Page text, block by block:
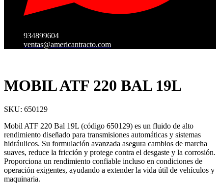
934899604
ventas@americantracto.com
MOBIL ATF 220 BAL 19L
SKU: 650129
Mobil ATF 220 Bal 19L (código 650129) es un fluido de alto
rendimiento diseñado para transmisiones automáticas y sistemas
hidráulicos. Su formulación avanzada asegura cambios de marcha
suaves, reduce la fricción y protege contra el desgaste y la corrosión.
Proporciona un rendimiento confiable incluso en condiciones de
operación exigentes, ayudando a extender la vida útil de vehículos y
maquinaria.